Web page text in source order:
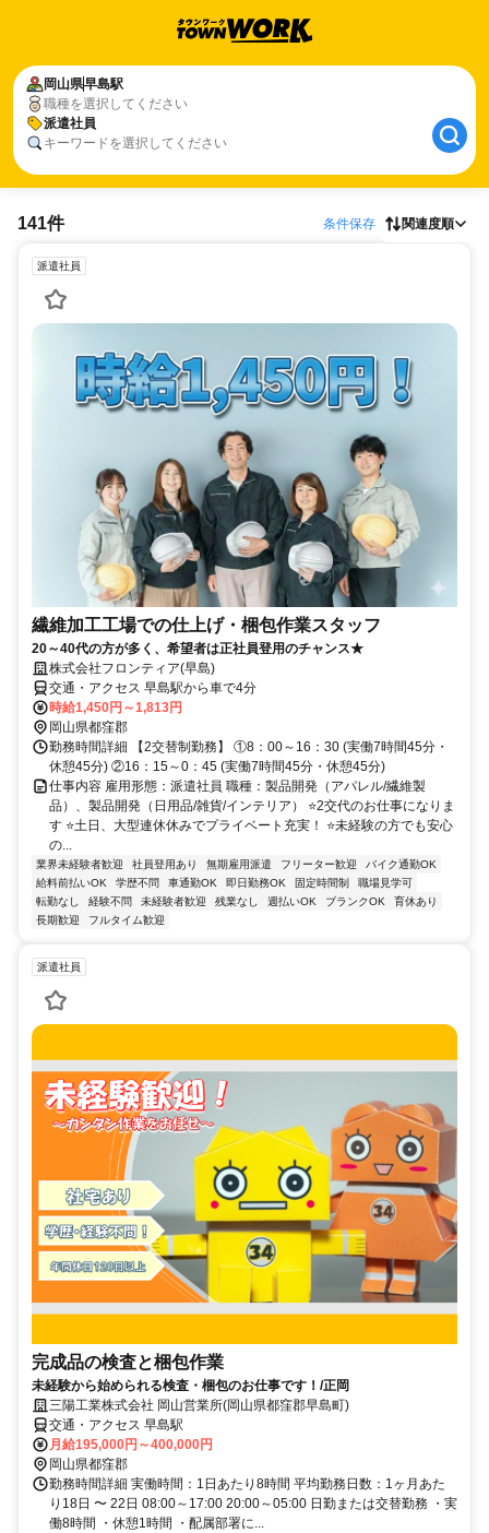
岡山県早島駅
職種を選択してください
派遣社員
キーワードを選択してください
141件 条件保存 関連度順
派遣社員
繊維加工工場での仕上げ・梱包作業スタッフ
20～40代の方が多く、希望者は正社員登用のチャンス★
株式会社フロンティア(早島)
交通・アクセス 早島駅から車で4分
時給1,450円～1,813円
岡山県都窪郡
勤務時間詳細 【2交替制勤務】 ①8：00～16：30 (実働7時間45分・
休憩45分) ②16：15～0：45 (実働7時間45分・休憩45分)
仕事内容 雇用形態：派遣社員 職種：製品開発（アパレル/繊維製
品）、製品開発（日用品/雑貨/インテリア） ⭐2交代のお仕事になりま
す ⭐土日、大型連休休みでプライベート充実！ ⭐未経験の方でも安心
の...
業界未経験者歓迎 社員登用あり 無期雇用派遣 フリーター歓迎
バイク通勤OK
給料前払いOK
学歴不問 車通勤OK 即日勤務OK 固定時間制
職場見学可
転勤なし
経験不問 未経験者歓迎 残業なし 週払いOK ブランクOK
育休あり
長期歓迎
フルタイム歓迎
派遣社員
完成品の検査と梱包作業
未経験から始められる検査・梱包のお仕事です！/正岡
三陽工業株式会社 岡山営業所(岡山県都窪郡早島町)
交通・アクセス 早島駅
月給195,000円～400,000円
岡山県都窪郡
勤務時間詳細 実働時間：1日あたり8時間 平均勤務日数：1ヶ月あた
り18日 〜 22日 08:00～17:00 20:00～05:00 日勤または交替勤務 ・実
働8時間 ・休憩1時間 ・配属部署に...